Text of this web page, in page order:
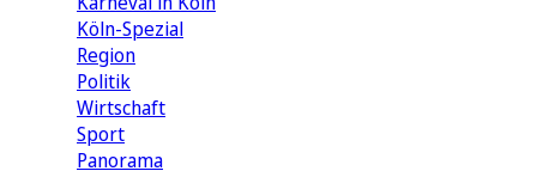
Köln-Spezial
Region
Politik
Wirtschaft
Sport
Panorama